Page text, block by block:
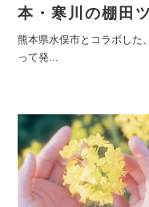
本・寒川の棚田
熊本県水俣市とコラボした
って発...